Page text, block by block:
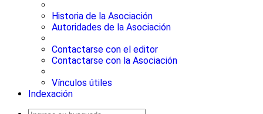
Historia de la Asociación
Autoridades de la Asociación
Contactarse con el editor
Contactarse con la Asociación
Vínculos útiles
Indexación